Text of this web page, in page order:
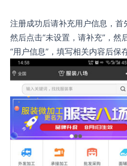
注册成功后请补充用户信息，首
然后点击“未设置，请补充”，然
“用户信息”，填写相关内容后保